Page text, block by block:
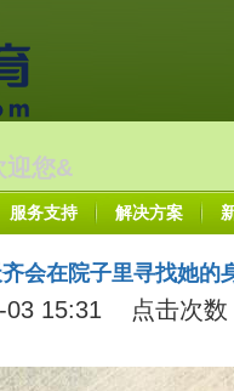
迎您&
服务支持 解决方案
会在院子里寻找她的
03 15:31 点击次数